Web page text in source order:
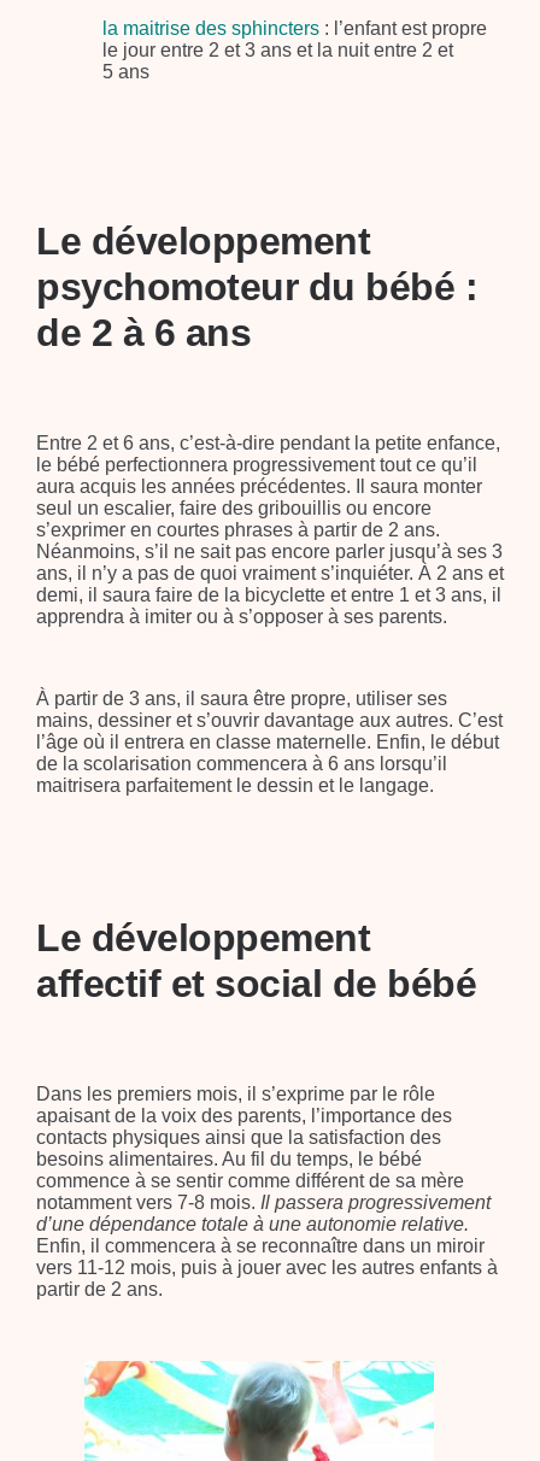
la maitrise des sphincters : l’enfant est propre
le jour entre 2 et 3 ans et la nuit entre 2 et
5 ans
Le développement
psychomoteur du bébé :
de 2 à 6 ans
Entre 2 et 6 ans, c’est-à-dire pendant la petite enfance,
le bébé perfectionnera progressivement tout ce qu’il
aura acquis les années précédentes. Il saura monter
seul un escalier, faire des gribouillis ou encore
s’exprimer en courtes phrases à partir de 2 ans.
Néanmoins, s’il ne sait pas encore parler jusqu’à ses 3
ans, il n’y a pas de quoi vraiment s’inquiéter. À 2 ans et
demi, il saura faire de la bicyclette et entre 1 et 3 ans, il
apprendra à imiter ou à s’opposer à ses parents.
À partir de 3 ans, il saura être propre, utiliser ses
mains, dessiner et s’ouvrir davantage aux autres. C’est
l’âge où il entrera en classe maternelle. Enfin, le début
de la scolarisation commencera à 6 ans lorsqu’il
maitrisera parfaitement le dessin et le langage.
Le développement
affectif et social de bébé
Dans les premiers mois, il s’exprime par le rôle
apaisant de la voix des parents, l’importance des
contacts physiques ainsi que la satisfaction des
besoins alimentaires. Au fil du temps, le bébé
commence à se sentir comme différent de sa mère
notamment vers 7-8 mois. Il passera progressivement
d’une dépendance totale à une autonomie relative.
Enfin, il commencera à se reconnaître dans un miroir
vers 11-12 mois, puis à jouer avec les autres enfants à
partir de 2 ans.